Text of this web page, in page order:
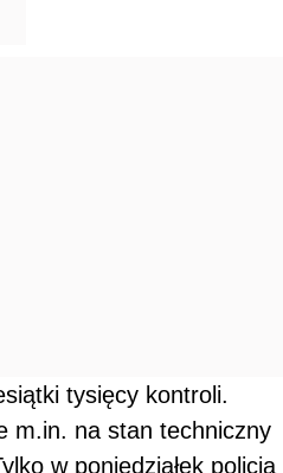
tysięcy kontroli.
m.in. na stan techniczny
w poniedziałek policja